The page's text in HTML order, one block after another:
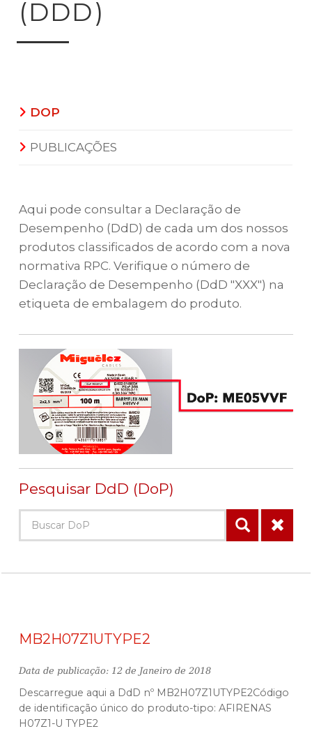
(DDD)
DOP
PUBLICAÇÕES
Aqui pode consultar a Declaração de
Desempenho (DdD) de cada um dos nossos
produtos classificados de acordo com a nova
normativa RPC. Verifique o número de
Declaração de Desempenho (DdD "XXX") na
etiqueta de embalagem do produto.
Pesquisar DdD (DoP)
MB2H07Z1UTYPE2
Data de publicação: 12 de Janeiro de 2018
Descarregue aqui a DdD nº MB2H07Z1UTYPE2Código
de identificação único do produto-tipo: AFIRENAS
H07Z1-U TYPE2